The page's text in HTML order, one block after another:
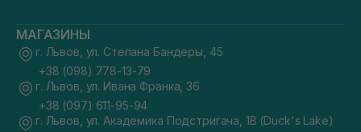
МАГАЗИНЫ
г. Львов, ул. Степана Бандеры, 45
+38 (098) 778-13-79
г. Львов, ул. Ивана Франка, 36
+38 (097) 611-95-94
г. Львов, ул. Академика Подстригача, 1В (Duck's Lake)